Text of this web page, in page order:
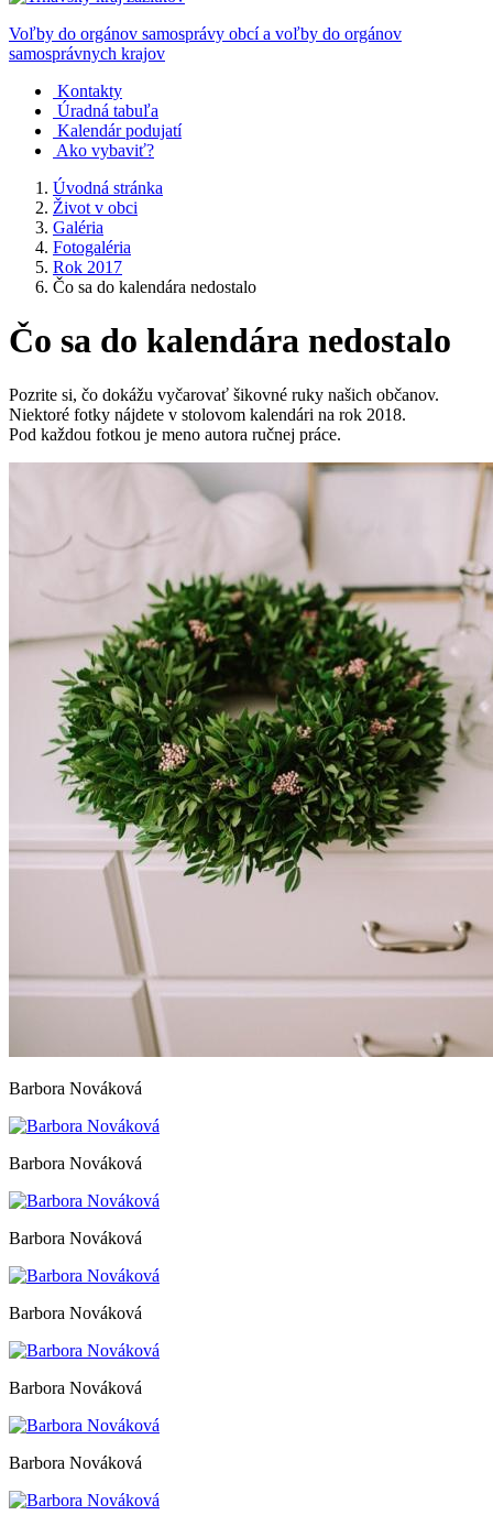
Voľby do orgánov samosprávy obcí a voľby do orgánov
samosprávnych krajov
Kontakty
Úradná tabuľa
Kalendár podujatí
Ako vybaviť?
Úvodná stránka
Život v obci
Galéria
Fotogaléria
Rok 2017
Čo sa do kalendára nedostalo
Čo sa do kalendára nedostalo
Pozrite si, čo dokážu vyčarovať šikovné ruky našich občanov.
Niektoré fotky nájdete v stolovom kalendári na rok 2018.
Pod každou fotkou je meno autora ručnej práce.
Barbora Nováková
Barbora Nováková
Barbora Nováková
Barbora Nováková
Barbora Nováková
Barbora Nováková